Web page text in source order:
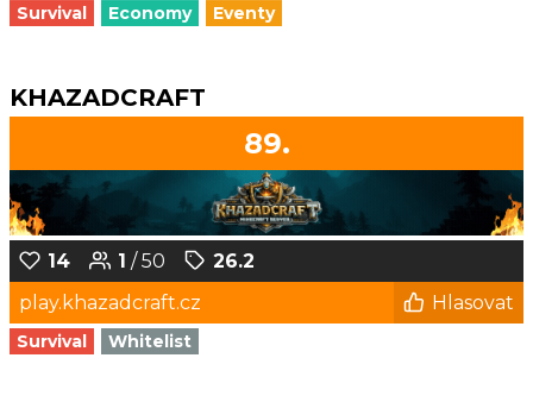
Survival Economy Eventy
KHAZADCRAFT
89.
14 1 / 50
26.2
play.khazadcraft.cz
Hlasovat
Survival Whitelist